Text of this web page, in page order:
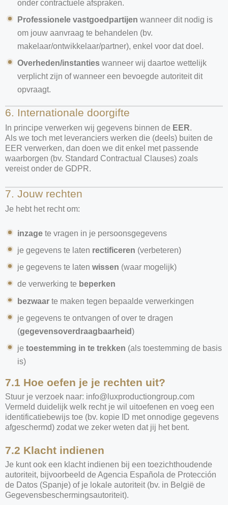
onder contractuele afspraken.
Professionele vastgoedpartijen wanneer dit nodig is
om jouw aanvraag te behandelen (bv.
makelaar/ontwikkelaar/partner), enkel voor dat doel.
Overheden/instanties wanneer wij daartoe wettelijk
verplicht zijn of wanneer een bevoegde autoriteit dit
opvraagt.
6. Internationale doorgifte
In principe verwerken wij gegevens binnen de EER.
Als we toch met leveranciers werken die (deels) buiten de
EER verwerken, dan doen we dit enkel met passende
waarborgen (bv. Standard Contractual Clauses) zoals
vereist onder de GDPR.
7. Jouw rechten
Je hebt het recht om:
inzage te vragen in je persoonsgegevens
je gegevens te laten rectificeren (verbeteren)
je gegevens te laten wissen (waar mogelijk)
de verwerking te beperken
bezwaar te maken tegen bepaalde verwerkingen
je gegevens te ontvangen of over te dragen
(gegevensoverdraagbaarheid)
je toestemming in te trekken (als toestemming de basis
is)
7.1 Hoe oefen je je rechten uit?
Stuur je verzoek naar: info@luxproductiongroup.com
Vermeld duidelijk welk recht je wil uitoefenen en voeg een
identificatiebewijs toe (bv. kopie ID met onnodige gegevens
afgeschermd) zodat we zeker weten dat jij het bent.
7.2 Klacht indienen
Je kunt ook een klacht indienen bij een toezichthoudende
autoriteit, bijvoorbeeld de Agencia Española de Protección
de Datos (Spanje) of je lokale autoriteit (bv. in België de
Gegevensbeschermingsautoriteit).